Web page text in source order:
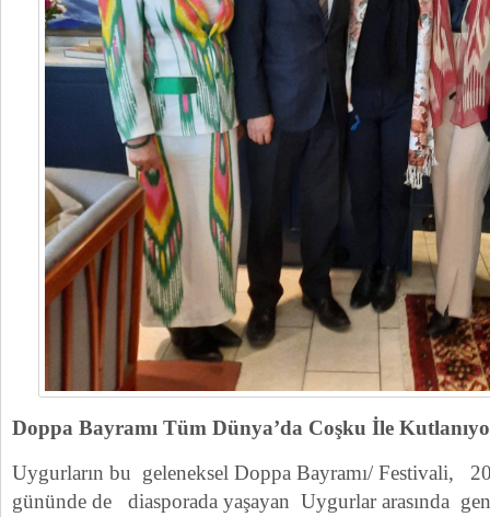
Doppa Bayramı Tüm Dünya’da Coşku İle
Uygurların bu geleneksel Doppa Bayramı/ Festivali,
gününde de diasporada yaşayan Uygurlar arasında